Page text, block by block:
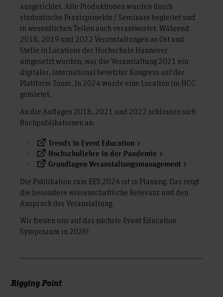
ausgerichtet. Alle Produktionen wurden durch
studentische Praxisprojekte / Seminare begleitet und
in wesentlichen Teilen auch verantwortet. Während
2018, 2019 und 2022 Veranstaltungen an Ort und
Stelle in Locations der Hochschule Hannover
umgesetzt wurden, war die Veranstaltung 2021 ein
digitaler, international besetzter Kongress auf der
Plattform Zoom. In 2024 wurde eine Location im HCC
gemietet.
An die Auflagen 2018, 2021 und 2022 schlossen sich
Buchpublikationen an:
Trends in Event Education
Hochschullehre in der Pandemie
Grundlagen Veranstaltungsmanagement
Die Publikation zum EES 2024 ist in Planung. Das zeigt
die besondere wissenschaftliche Relevanz und den
Anspruch der Veranstaltung.
Wir freuen uns auf das nächste Event Education
Symposium in 2026!
Rigging Point